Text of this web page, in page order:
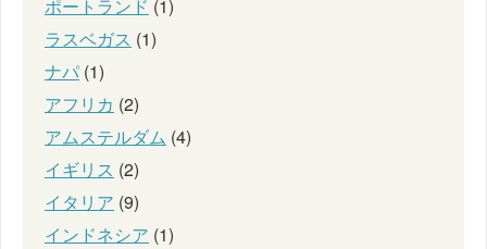
ポートランド (1)
ラスベガス (1)
ナパ (1)
アフリカ (2)
アムステルダム (4)
イギリス (2)
イタリア (9)
インドネシア (1)